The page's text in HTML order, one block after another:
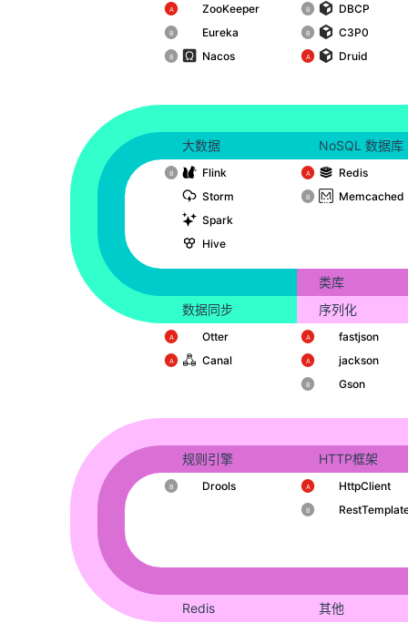
️A ZooKeeper
️B Eureka
️B Nacos
️B DBCP
️B C3P0
️A Druid
大数据
️B
Flink
Storm
Spark
Hive
NoSQL 数据库
️A Redis
️B Memcached
数据同步
️A Otter
️A Canal
类库
序列化
️A fastjson
️A jackson
️B Gson
规则引擎
️B Drools
HTTP框架
️A HttpClient
️B
Redis 其他